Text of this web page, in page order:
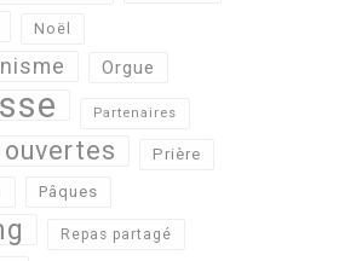
Noël
Orgue
Partenaires
Prière
Pâques
Repas partagé